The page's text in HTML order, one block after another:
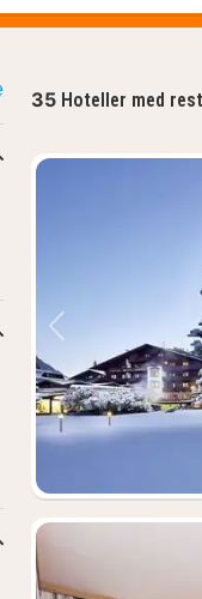
35 Hoteller med
Forrige